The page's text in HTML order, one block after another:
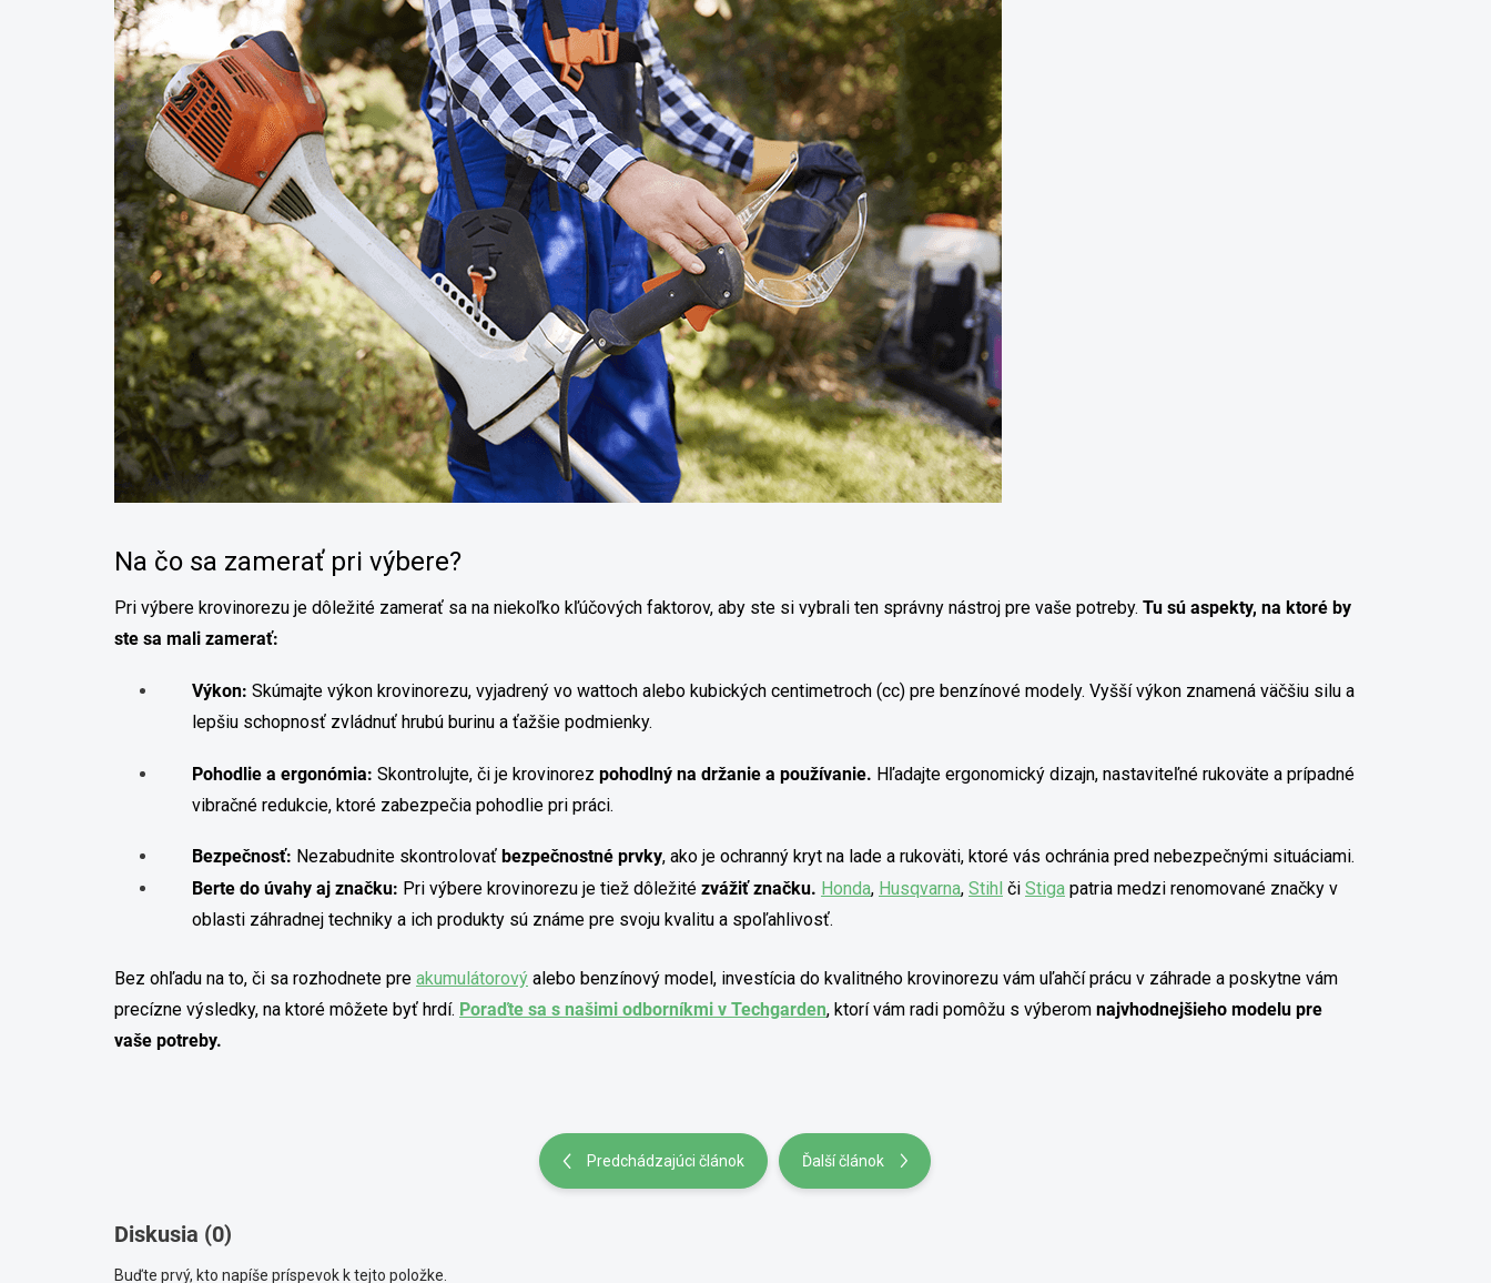
Na čo sa zamerať pri výbere?
Pri výbere krovinorezu je dôležité zamerať sa na niekoľko kľúčových faktorov, aby ste si vybrali ten správny nástroj pre vaše potreby. Tu sú aspekty, na ktoré by
ste sa mali zamerať:
Výkon: Skúmajte výkon krovinorezu, vyjadrený vo wattoch alebo kubických centimetroch (cc) pre benzínové modely. Vyšší výkon znamená väčšiu silu a
lepšiu schopnosť zvládnuť hrubú burinu a ťažšie podmienky.
Pohodlie a ergonómia: Skontrolujte, či je krovinorez pohodlný na držanie a používanie. Hľadajte ergonomický dizajn, nastaviteľné rukoväte a prípadné
vibračné redukcie, ktoré zabezpečia pohodlie pri práci.
Bezpečnosť: Nezabudnite skontrolovať bezpečnostné prvky, ako je ochranný kryt na lade a rukoväti, ktoré vás ochránia pred nebezpečnými situáciami.
Berte do úvahy aj značku: Pri výbere krovinorezu je tiež dôležité zvážiť značku. Honda, Husqvarna, Stihl či Stiga patria medzi renomované značky v
oblasti záhradnej techniky a ich produkty sú známe pre svoju kvalitu a spoľahlivosť.
Bez ohľadu na to, či sa rozhodnete pre akumulátorový alebo benzínový model, investícia do kvalitného krovinorezu vám uľahčí prácu v záhrade a poskytne vám
precízne výsledky, na ktoré môžete byť hrdí. Poraďte sa s našimi odborníkmi v Techgarden, ktorí vám radi pomôžu s výberom najvhodnejšieho modelu pre
vaše potreby.
Predchádzajúci článok Ďalší článok
Diskusia (0)
Buďte prvý, kto napíše príspevok k tejto položke.